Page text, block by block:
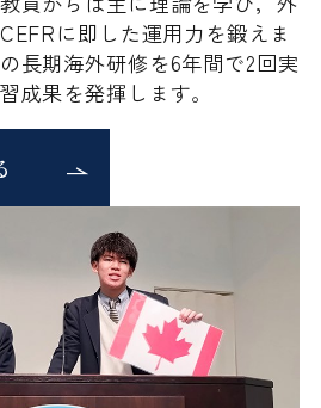
に即した運用力を鍛えま
長期海外研修を6年間で2回実
成果を発揮します。